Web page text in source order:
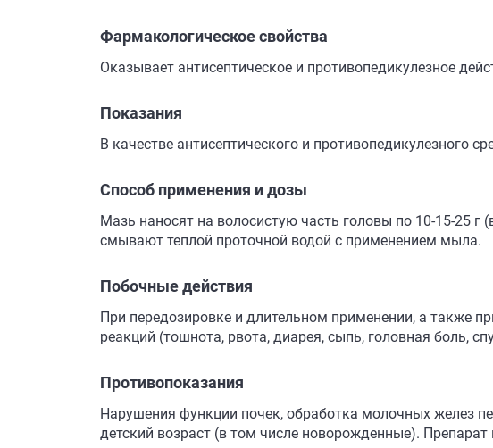
Фармакологическое свойства
Оказывает антисептическое и противопедикулезное
Показания
В качестве антисептического и противопедикулезного
Способ применения и дозы
Мазь наносят на волосистую часть головы по 10-15-25 г
смывают теплой проточной водой с применением мыла.
Побочные действия
При передозировке и длительном применении, а также
реакций (тошнота, рвота, диарея, сыпь, головная боль,
Противопоказания
Нарушения функции почек, обработка молочных желез
детский возраст (в том числе новорожденные).